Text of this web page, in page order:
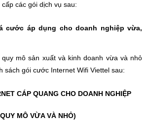
các gói dịch vụ sau:
cước áp dụng cho doanh nghiệp vừa,
mô sản xuất và kinh doanh vừa và nhỏ
sách gói cước Internet Wifi Viettel sau:
CÁP QUANG CHO DOANH NGHIỆP
MÔ VỪA VÀ NHỎ)